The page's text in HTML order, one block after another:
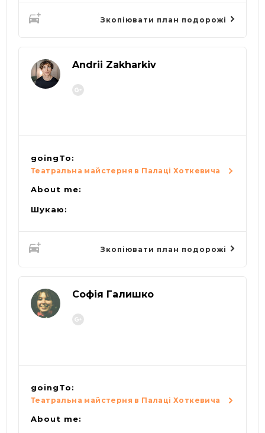
Зкопіювати план подорожі
Andrii Zakharkiv
goingTo:
Театральна майстерня в Палаці Хоткевича
About me:
Шукаю:
Зкопіювати план подорожі
Cофія Галишко
goingTo:
Театральна майстерня в Палаці Хоткевича
About me: